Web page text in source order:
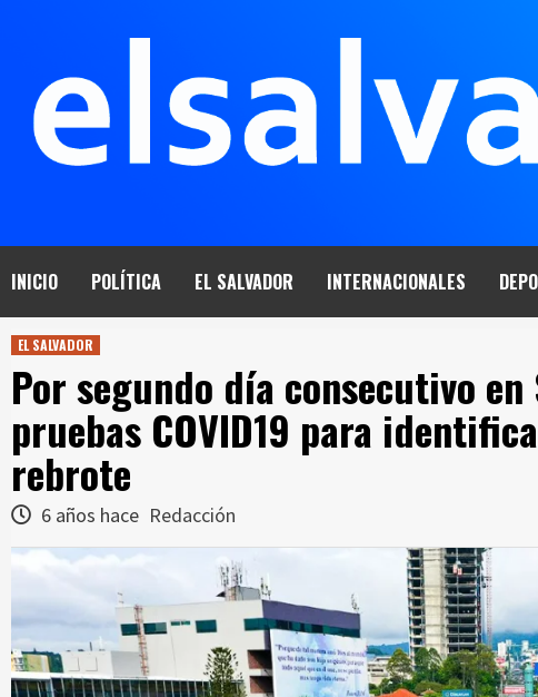
INICIO POLÍTICA EL SALVADOR INTERNACIONALES
EL SALVADOR
Por segundo día consecutivo
pruebas COVID19 para
rebrote
6 años hace Redacción